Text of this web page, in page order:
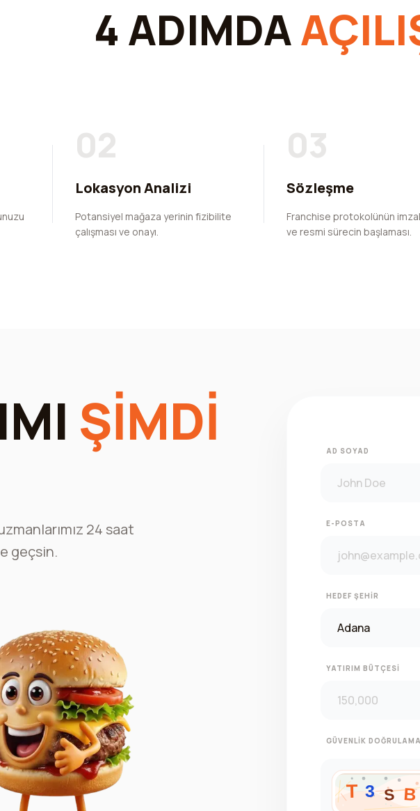
4 ADIMDA
02
Lokasyon Analizi
Potansiyel mağaza yerinin fizibilite
çalışması ve onayı.
03
Sözleşme
Franchise protokolünün
ve resmi sürecin başlaması.
ŞİMDİ
24 saat
geçsin.
AD SOYAD
E-POSTA
HEDEF ŞEHIR
YATIRIM BÜTÇESI
GÜVENLIK